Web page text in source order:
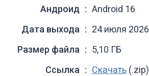
Андроид
Android 16
Дата выхода
24 июля 2026
Размер файла
5,10 ГБ
Ссылка
Скачать (.zip)